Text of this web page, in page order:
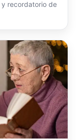
recordatorio de